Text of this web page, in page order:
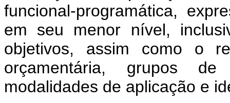
funcional-programática,
em seu menor nível,
objetivos, assim como o
orçamentária, grupos
modalidades de aplicação e